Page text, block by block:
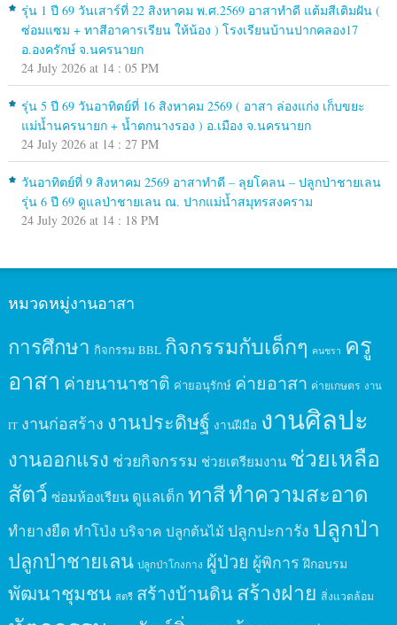
รุ่น 1 ปี 69 วันเสาร์ที่ 22 สิงหาคม พ.ศ.2569 อาสาทำดี แต้มสีเติมฝัน (
ซ่อมแซม + ทาสีอาคารเรียน ให้น้อง ) โรงเรียนบ้านปากคลอง17
อ.องครักษ์ จ.นครนายก
24 July 2026 at 14 : 05 PM
รุ่น 5 ปี 69 วันอาทิตย์ที่ 16 สิงหาคม 2569 ( อาสา ล่องแก่ง เก็บขยะ
แม่น้ำนครนายก + น้ำตกนางรอง ) อ.เมือง จ.นครนายก
24 July 2026 at 14 : 27 PM
วันอาทิตย์ที่ 9 สิงหาคม 2569 อาสาทำดี – ลุยโคลน – ปลูกป่าชายเลน
รุ่น 6 ปี 69 ดูแลป่าชายเลน ณ. ปากแม่น้ำสมุทรสงคราม
24 July 2026 at 14 : 18 PM
หมวดหมู่งานอาสา
การศึกษา กิจกรรม BBL กิจกรรมกับเด็กๆ คนชรา ครู
อาสา ค่ายนานาชาติ ค่ายอนุรักษ์ ค่ายอาสา ค่ายเกษตร งาน
IT งานก่อสร้าง งานประดิษฐ์ งานฝีมือ งานศิลปะ
งานออกแรง ช่วยกิจกรรม ช่วยเตรียมงาน ช่วยเหลือ
สัตว์ ซ่อมห้องเรียน ดูแลเด็ก ทาสีทำความสะอาด
ทำยางยืด ทำโป่ง บริจาค ปลูกต้นไม้ ปลูกปะการัง ปลูกป่า
ปลูกป่าชายเลน ปลูกป่าโกงกาง ผู้ป่วย ผู้พิการ ฝึกอบรม
พัฒนาชุมชน สตรี สร้างบ้านดินสร้างฝาย สิ่งแวดล้อม